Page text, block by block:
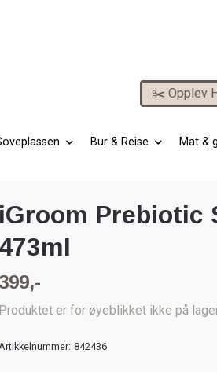
✂️ Opplev
Bur & Reise Mat &
iGroom Prebiotic
473ml
399,-
Produktet er for øyeblikket ikke på
842436